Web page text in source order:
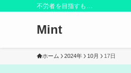
不労者を目指すも…
Mint
ホーム 2024年 10月 17日